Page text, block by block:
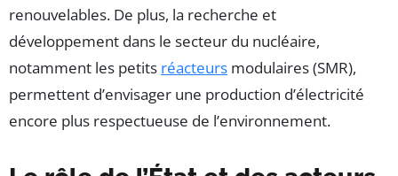
renouvelables. De plus, la recherche et
développement dans le secteur du nucléaire,
notamment les petits réacteurs modulaires (SMR),
permettent d’envisager une production d’électricité
encore plus respectueuse de l’environnement.